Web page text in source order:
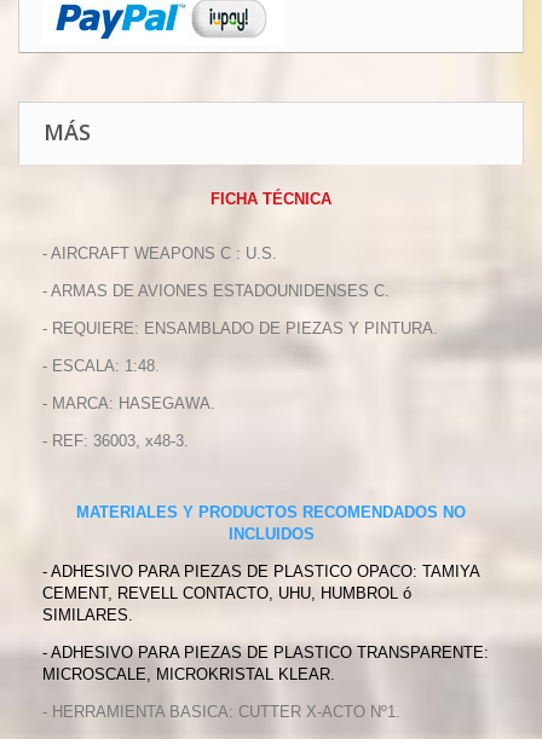
MÁS
FICHA TÉCNICA
- AIRCRAFT WEAPONS C : U.S.
- ARMAS DE AVIONES ESTADOUNIDENSES C.
- REQUIERE: ENSAMBLADO DE PIEZAS Y PINTURA.
- ESCALA: 1:48.
- MARCA: HASEGAWA.
- REF: 36003, x48-3.
MATERIALES Y PRODUCTOS RECOMENDADOS NO
INCLUIDOS
- ADHESIVO PARA PIEZAS DE PLASTICO OPACO: TAMIYA
CEMENT, REVELL CONTACTO, UHU, HUMBROL ó
SIMILARES.
- ADHESIVO PARA PIEZAS DE PLASTICO TRANSPARENTE:
MICROSCALE, MICROKRISTAL KLEAR.
- HERRAMIENTA BASICA: CUTTER X-ACTO Nº1.